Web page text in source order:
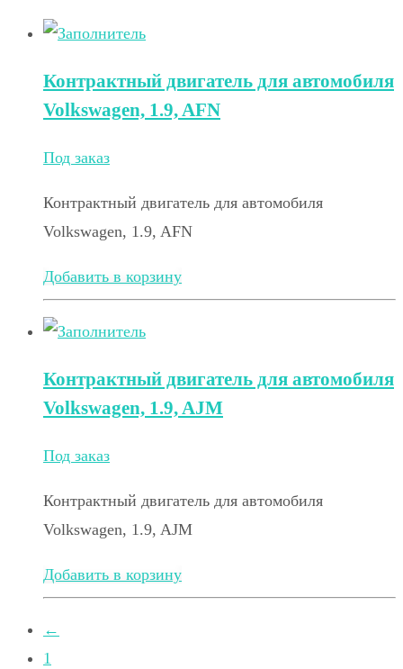
Контрактный двигатель для автомобиля
Volkswagen, 1.9, AFN
Под заказ
Контрактный двигатель для автомобиля
Volkswagen, 1.9, AFN
Добавить в корзину
Контрактный двигатель для автомобиля
Volkswagen, 1.9, AJM
Под заказ
Контрактный двигатель для автомобиля
Volkswagen, 1.9, AJM
Добавить в корзину
←
1